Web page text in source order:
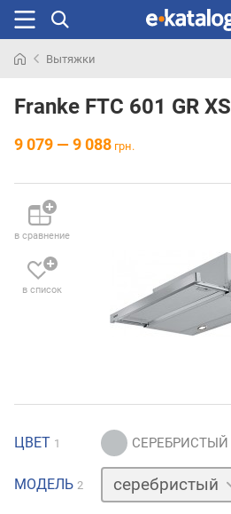
раньше
Вытяжки
Franke FTC 601 GR XS
9 079 — 9 088 грн.
в сравнение
в список
ЦВЕТ 1
МОДЕЛЬ 2
черный